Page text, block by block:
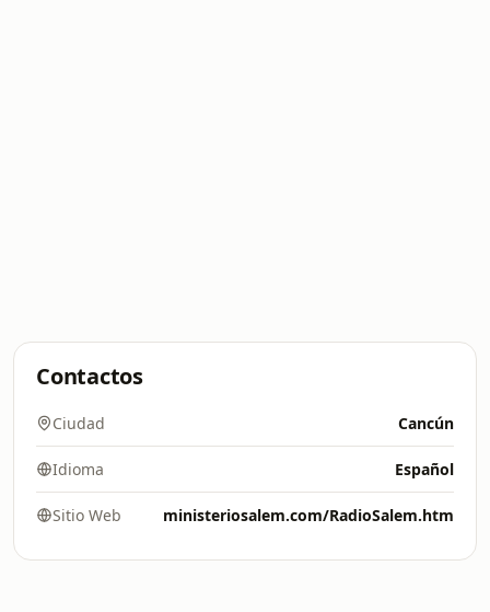
Contactos
Ciudad Cancún
Idioma Español
Sitio Web ministeriosalem.com/RadioSalem.htm